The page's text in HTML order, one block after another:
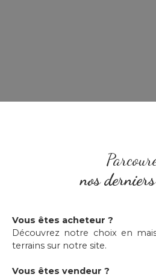
nos
Vous êtes acheteur ?
Découvrez notre choix en
terrains sur notre site.
Vous êtes vendeur ?